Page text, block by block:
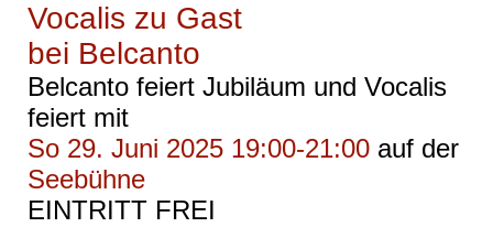
Vocalis zu Gast
bei Belcanto
Belcanto feiert Jubiläum und Vocalis
feiert mit
So 29. Juni 2025 19:00-21:00 auf der
Seebühne
EINTRITT FREI